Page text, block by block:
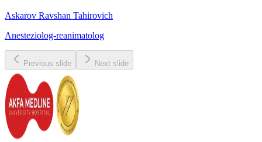
Askarov Ravshan Tahirovich
Anesteziolog-reanimatolog
Previous slide Next slide